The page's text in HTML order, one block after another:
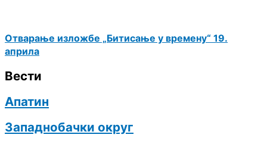
Отварање изложбе „Битисање у времену“ 19.
априла
Вести
Апатин
Западнобачки округ